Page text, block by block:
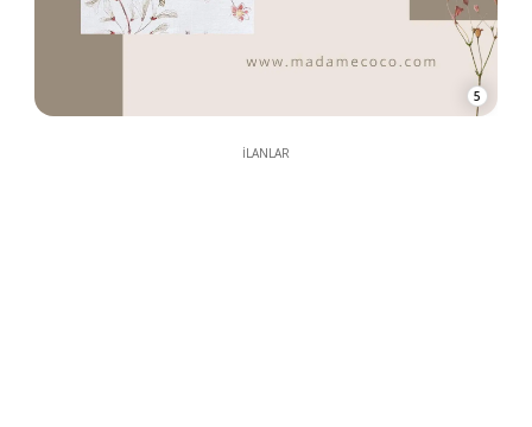
5
İLANLAR